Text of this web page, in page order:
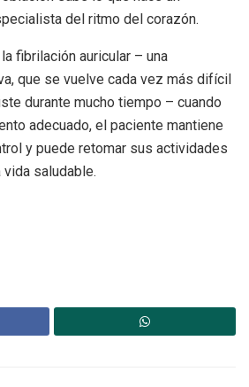
del ritmo del corazón.
fibrilación auricular – una
que se vuelve cada vez más difícil
durante mucho tiempo – cuando
adecuado, el paciente mantiene
y puede retomar sus actividades
saludable.